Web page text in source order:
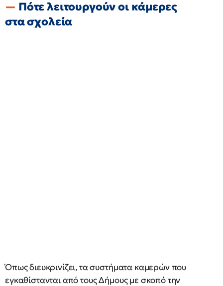
Πότε λειτουργούν οι κάμερες
στα σχολεία
Όπως διευκρινίζει, τα συστήματα καμερών που
εγκαθίστανται από τους Δήμους με σκοπό την